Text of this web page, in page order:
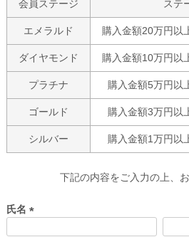
会員ステージ ステ
エメラルド 購入金額20万円以
ダイヤモンド 購入金額10万円以
プラチナ 購入金額5万円以
ゴールド 購入金額3万円以
シルバー 購入金額1万円以
下記の内容をご入力の上、
氏名